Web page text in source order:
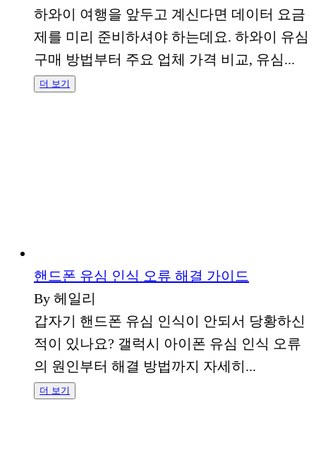
하와이 여행을 앞두고 계신다면 데이터 요금
제를 미리 준비하셔야 하는데요. 하와이 유심
구매 방법부터 주요 업체 가격 비교, 유심...
더 보기
핸드폰 유심 인식 오류 해결 가이드
By 헤일리
갑자기 핸드폰 유심 인식이 안되서 당황하신
적이 있나요? 갤럭시 아이폰 유심 인식 오류
의 원인부터 해결 방법까지 자세히...
더 보기